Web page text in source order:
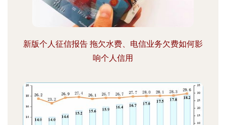
新版个人征信报告 拖欠水费、电信业务欠费如何影
响个人信用